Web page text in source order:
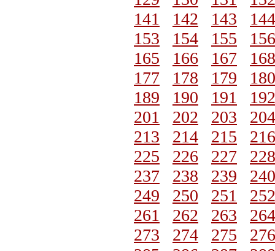
141
142 143
144
153
154 155
156
165
166 167
168
177
178 179
180
189
190 191
192
201
202 203
204
213
214 215
216
225
226 227
228
237
238 239
240
249
250 251
252
261
262 263
264
273
274 275
276